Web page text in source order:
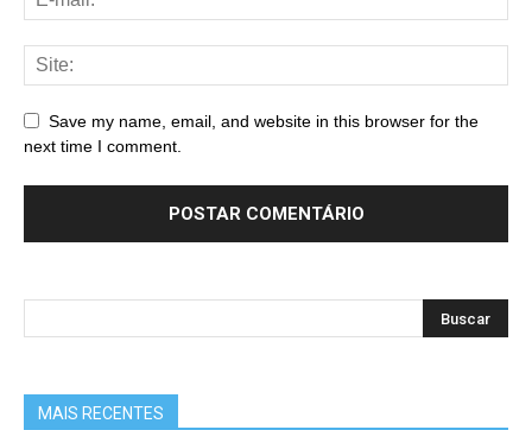
Save my name, email, and website in this browser for the
next time I comment.
MAIS RECENTES